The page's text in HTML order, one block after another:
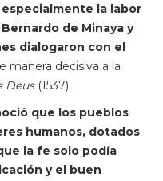
la labor
de Minaya y
dialogaron con el
manera decisiva a la
Deus(1537).
que los pueblos
humanos, dotados
la fe solo podía
y el buen